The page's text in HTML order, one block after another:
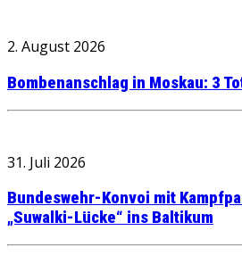
2. August 2026
Bombenanschlag in Moskau: 3
31. Juli 2026
Bundeswehr-Konvoi mit
„Suwalki-Lücke“ ins Baltikum